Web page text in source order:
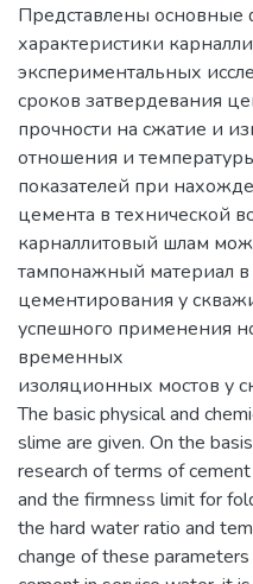
Представлены
характеристики
экспериментальных
сроков затвердевания
прочности на сжатие и
отношения и
показателей при
цемента в технической
карналлитовый шлам
тампонажный материал
цементирования у
успешного применения
временных
изоляционных мостов у
The basic physical and
slime are given. On the
research of terms of
and the firmness limit for
the hard water ratio and
change of these